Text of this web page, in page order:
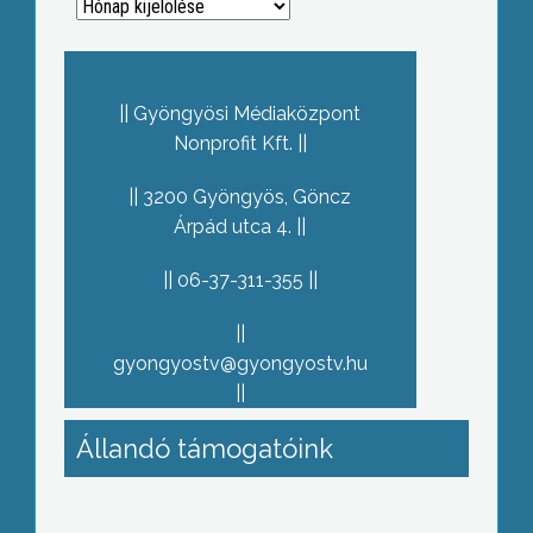
Archívum
Gyöngyösi Médiaközpont
Nonprofit Kft.
3200 Gyöngyös, Göncz
Árpád utca 4.
06-37-311-355
gyongyostv@gyongyostv.hu
Állandó támogatóink